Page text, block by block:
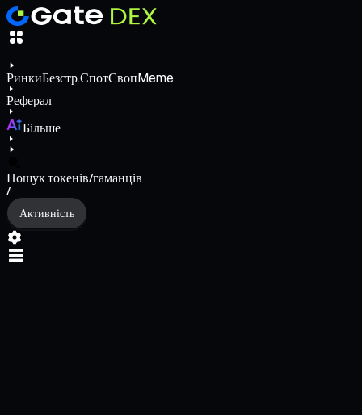
РинкиБезстр.СпотСвопMeme
Реферал
Більше
Пошук токенів/гаманців
/
Активність